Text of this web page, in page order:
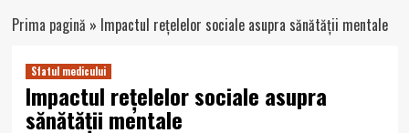
Prima pagină » Impactul rețelelor sociale asupra sănătății mentale
Sfatul medicului
Impactul rețelelor sociale asupra
sănătății mentale